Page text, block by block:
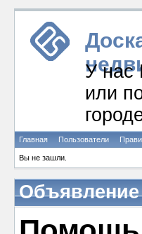
У нас
или
Главная Пользователи
Вы не зашли.
Объявление